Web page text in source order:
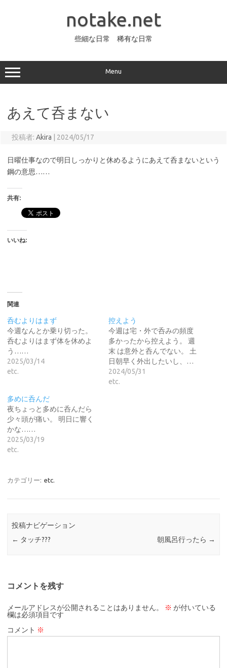
ッ
プ
notake.net
些細な日常 稀有な日常
Menu
あえて呑まない
投稿者: Akira 2024/05/17
日曜仕事なので明日しっかりと休めるようにあえて呑まないという
鋼の意思……
共有:
いいね:
関連
呑むよりはまず
今週なんとか乗り切った。
呑むよりはまず体を休めよ
う……
2025/03/14
etc.
控えよう
今週は宅・外で呑みの頻度
多かったから控えよう。 週
末 は意外と呑んでない。 土
日朝早く外出したいし、…
2024/05/31
etc.
多めに呑んだ
夜ちょっと多めに呑んだら
少々頭が痛い。 明日に響く
かな……
2025/03/19
etc.
カテゴリー: etc.
投稿ナビゲーション
← タッチ??? 朝風呂行ったら →
コメントを残す
メールアドレスが公開されることはありません。 ※ が付いている
欄は必須項目です
コメント ※